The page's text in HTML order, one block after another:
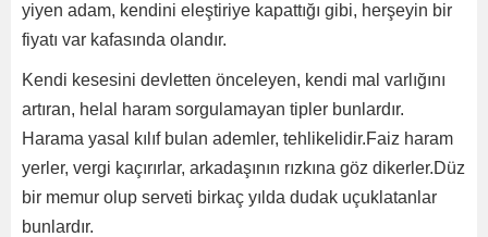
yiyen adam, kendini eleştiriye kapattığı gibi, herşeyin bir
fiyatı var kafasında olandır.
Kendi kesesini devletten önceleyen, kendi mal varlığını
artıran, helal haram sorgulamayan tipler bunlardır.
Harama yasal kılıf bulan ademler, tehlikelidir.Faiz haram
yerler, vergi kaçırırlar, arkadaşının rızkına göz dikerler.Düz
bir memur olup serveti birkaç yılda dudak uçuklatanlar
bunlardır.